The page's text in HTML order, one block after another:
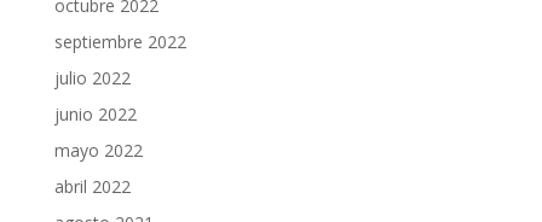
octubre 2022
septiembre 2022
julio 2022
junio 2022
mayo 2022
abril 2022